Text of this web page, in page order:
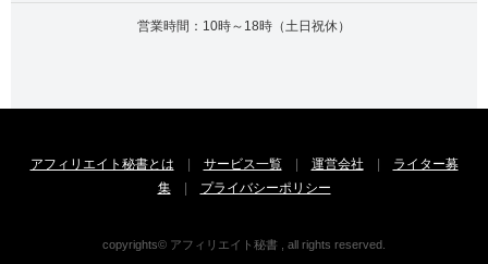
営業時間：10時～18時（土日祝休）
アフィリエイト秘書とは | サービス一覧| 運営会社 |
ライター募
集| プライバシーポリシー
copyrights© アフィリエイト秘書 , all rights reserved.